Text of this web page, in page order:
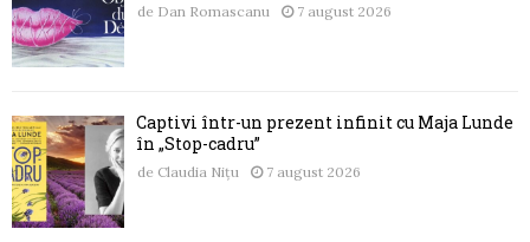
de Dan Romascanu 7 august 2026
Captivi într-un prezent infinit cu Maja Lunde
în „Stop-cadru”
de Claudia Nițu 7 august 2026